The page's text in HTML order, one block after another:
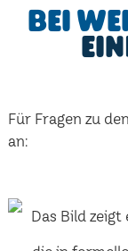
Bei
Für Fragen zu
an: